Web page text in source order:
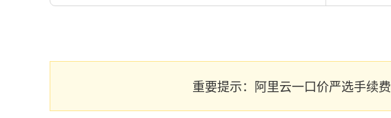
重要提示：阿里云一口价严选手续费